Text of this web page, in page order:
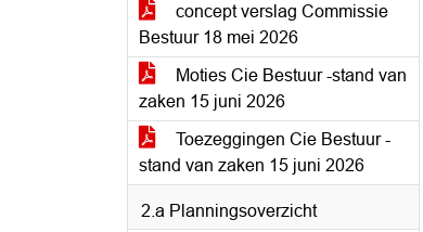
concept verslag Commissie
Bestuur 18 mei 2026
Moties Cie Bestuur -stand van
zaken 15 juni 2026
Toezeggingen Cie Bestuur -
stand van zaken 15 juni 2026
2.a Planningsoverzicht